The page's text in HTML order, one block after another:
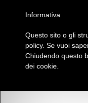
Informativa
Questo sito o gli
policy. Se vuoi
Chiudendo questo
dei cookie.